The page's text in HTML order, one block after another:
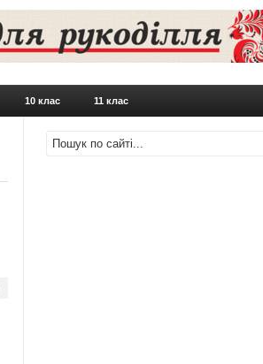
10 клас 11 клас